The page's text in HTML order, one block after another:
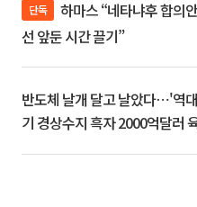
단독
선 앞둔 시간 끌기”
반도체 날개 달고 날았다⋯'역
기 경상수지 흑자 2000억달러